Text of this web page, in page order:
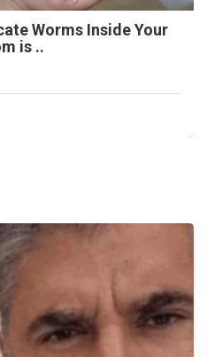
Worms Inside Your
is ..